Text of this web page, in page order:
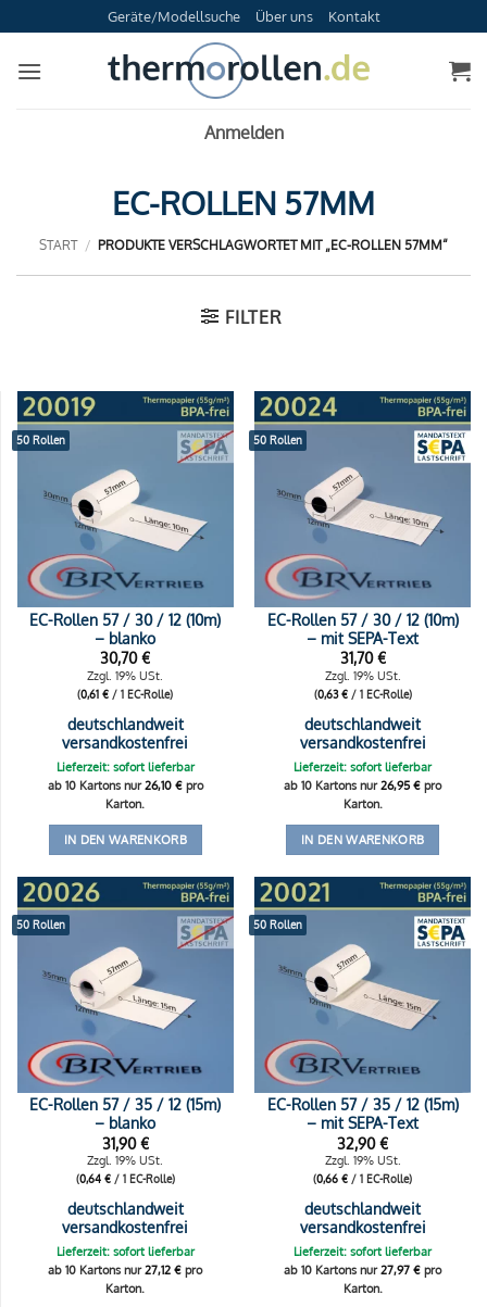
Inhalt
springen
Geräte/Modellsuche Über uns Kontakt
Anmelden
EC-ROLLEN 57MM
START / PRODUKTE VERSCHLAGWORTET MIT „EC-ROLLEN 57MM“
FILTER
50 Rollen
EC-Rollen 57 / 30 / 12 (10m)
– blanko
30,70€
Zzgl. 19% USt.
(0,61€ / 1 EC-Rolle)
deutschlandweit
versandkostenfrei
Lieferzeit: sofort lieferbar
ab 10 Kartons nur26,10 €pro
Karton.
IN DEN WARENKORB
50 Rollen
EC-Rollen 57 / 30 / 12 (10m)
– mit SEPA-Text
31,70€
Zzgl. 19% USt.
(0,63€/ 1 EC-Rolle)
deutschlandweit
versandkostenfrei
Lieferzeit: sofort lieferbar
ab 10 Kartons nur26,95€ pro
Karton.
IN DEN WARENKORB
50 Rollen
EC-Rollen 57 / 35 / 12 (15m)
– blanko
31,90€
Zzgl. 19% USt.
(0,64 €/ 1 EC-Rolle)
deutschlandweit
versandkostenfrei
Lieferzeit: sofort lieferbar
ab 10 Kartons nur27,12€ pro
Karton.
50 Rollen
EC-Rollen 57 / 35 / 12 (15m)
– mit SEPA-Text
32,90€
Zzgl. 19% USt.
(0,66€ / 1 EC-Rolle)
deutschlandweit
versandkostenfrei
Lieferzeit: sofort lieferbar
ab 10 Kartons nur27,97€ pro
Karton.